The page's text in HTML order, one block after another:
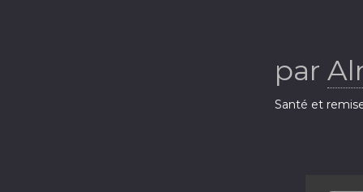
par
Santé et